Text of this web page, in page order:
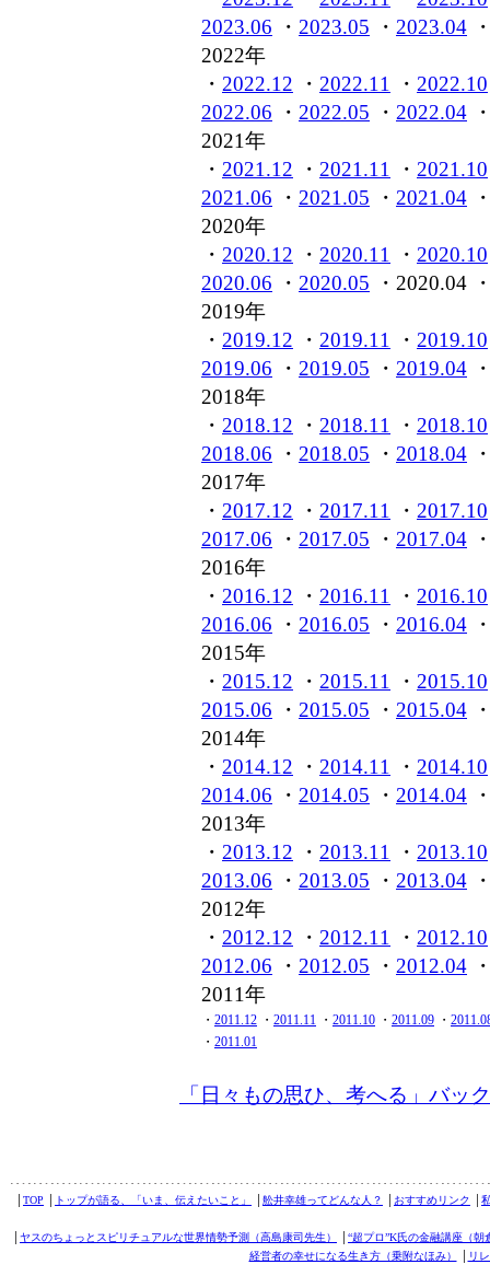
2023.06 ・ 2023.05 ・ 2023.04
2022年
・ 2022.12 ・ 2022.11 ・ 2022.10
2022.06 ・ 2022.05 ・ 2022.04
2021年
・ 2021.12 ・ 2021.11 ・ 2021.10
2021.06 ・ 2021.05 ・ 2021.04
2020年
・ 2020.12 ・ 2020.11 ・ 2020.10
2020.06 ・ 2020.05 ・2020.04
2019年
・ 2019.12 ・ 2019.11 ・ 2019.10
2019.06 ・ 2019.05 ・ 2019.04
2018年
・ 2018.12 ・ 2018.11 ・ 2018.10
2018.06 ・ 2018.05 ・ 2018.04
2017年
・ 2017.12 ・ 2017.11 ・ 2017.10
2017.06 ・ 2017.05 ・ 2017.04
2016年
・ 2016.12 ・ 2016.11 ・ 2016.10
2016.06 ・ 2016.05 ・ 2016.04
2015年
・ 2015.12 ・ 2015.11 ・ 2015.10
2015.06 ・ 2015.05 ・ 2015.04
2014年
・ 2014.12 ・ 2014.11 ・ 2014.10
2014.06 ・ 2014.05 ・ 2014.04
2013年
・ 2013.12 ・ 2013.11 ・ 2013.10
2013.06 ・ 2013.05 ・ 2013.04
2012年
・ 2012.12 ・ 2012.11 ・ 2012.10
2012.06 ・ 2012.05 ・ 2012.04
2011年
・ 2011.12 ・ 2011.11 ・ 2011.10 ・ 2011.09 ・
・ 2011.01
「日々もの思ひ、考へる」バッ
TOP トップが語る、「いま、伝えたいこと」 舩井幸雄ってどんな人？ おすすめリンク
ヤスのちょっとスピリチュアルな世界情勢予測（高島康司先生）
“超プロ”K氏の金融講座（朝
経営者の幸せになる生き方（乗附なほみ）
リ